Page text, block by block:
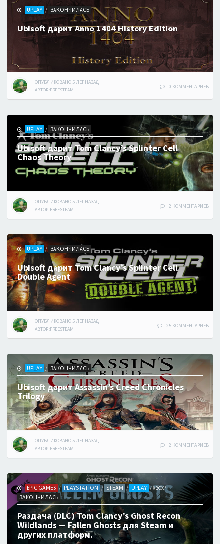
UPLAY / ЗАКОНЧИЛАСЬ
Ubisoft дарит Anno 1404 History Edition
ОПУБЛИКОВАНО 5 ЛЕТНАЗАД
АВТОР:FREESTEAM
0 КОММЕНТАРИЕВ
UPLAY / ЗАКОНЧИЛАСЬ
Ubisoft дарит Tom Clancy’s Splinter Cell
Chaos Theory
ОПУБЛИКОВАНО 5 ЛЕТНАЗАД
АВТОР:FREESTEAM
2 КОММЕНТАРИЕВ
UPLAY / ЗАКОНЧИЛАСЬ
Ubisoft дарит Tom Clancy’s Splinter Cell
Double Agent
ОПУБЛИКОВАНО 5 ЛЕТНАЗАД
АВТОР:FREESTEAM
25 КОММЕНТАРИЕВ
UPLAY / ЗАКОНЧИЛАСЬ
Ubisoft дарит Assassin’s Creed Chronicles
Trilogy
ОПУБЛИКОВАНО 5 ЛЕТНАЗАД
АВТОР:FREESTEAM
2 КОММЕНТАРИЕВ
EPIC GAMES / PLAYSTATION / STEAM / UPLAY /XBOX/
ЗАКОНЧИЛАСЬ
Раздача (DLC) Tom Clancy’s Ghost Recon
Wildlands — Fallen Ghosts для Steam и
других платформ.